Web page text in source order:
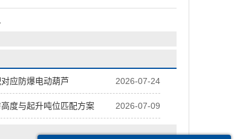
2026-07-24
应防爆电动葫芦
2026-07-09
度与起升吨位匹配方案